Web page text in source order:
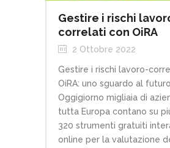
Gestire i rischi
correlati con OiRA
2 Ottobre 2022
Gestire i rischi lavoro-
OiRA: uno sguardo al futuro
Oggigiorno migliaia di
tutta Europa contano su
320 strumenti gratuiti
online per la valutazione